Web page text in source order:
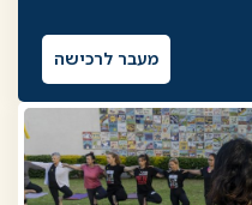
מעבר לרכישה